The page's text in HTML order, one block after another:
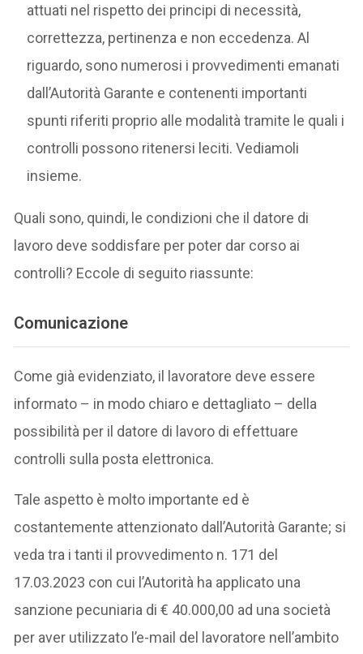
attuati nel rispetto dei principi di necessità,
correttezza, pertinenza e non eccedenza. Al
riguardo, sono numerosi i provvedimenti emanati
dall’Autorità Garante e contenenti importanti
spunti riferiti proprio alle modalità tramite le quali i
controlli possono ritenersi leciti. Vediamoli
insieme.
Quali sono, quindi, le condizioni che il datore di
lavoro deve soddisfare per poter dar corso ai
controlli? Eccole di seguito riassunte:
Comunicazione
Come già evidenziato, il lavoratore deve essere
informato – in modo chiaro e dettagliato – della
possibilità per il datore di lavoro di effettuare
controlli sulla posta elettronica.
Tale aspetto è molto importante ed è
costantemente attenzionato dall’Autorità Garante; si
veda tra i tanti il provvedimento n. 171 del
17.03.2023 con cui l’Autorità ha applicato una
sanzione pecuniaria di € 40.000,00 ad una società
per aver utilizzato l’e-mail del lavoratore nell’ambito